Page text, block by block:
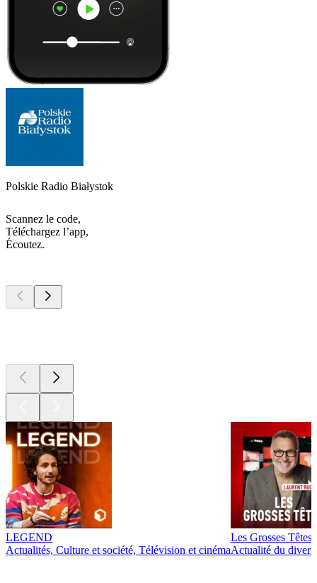
Polskie Radio Białystok
Scannez le code,
Téléchargez l’app,
Écoutez.
LEGEND
Actualités, Culture et société, Télévision et cinéma
Les Grosses Têtes
Actualité du